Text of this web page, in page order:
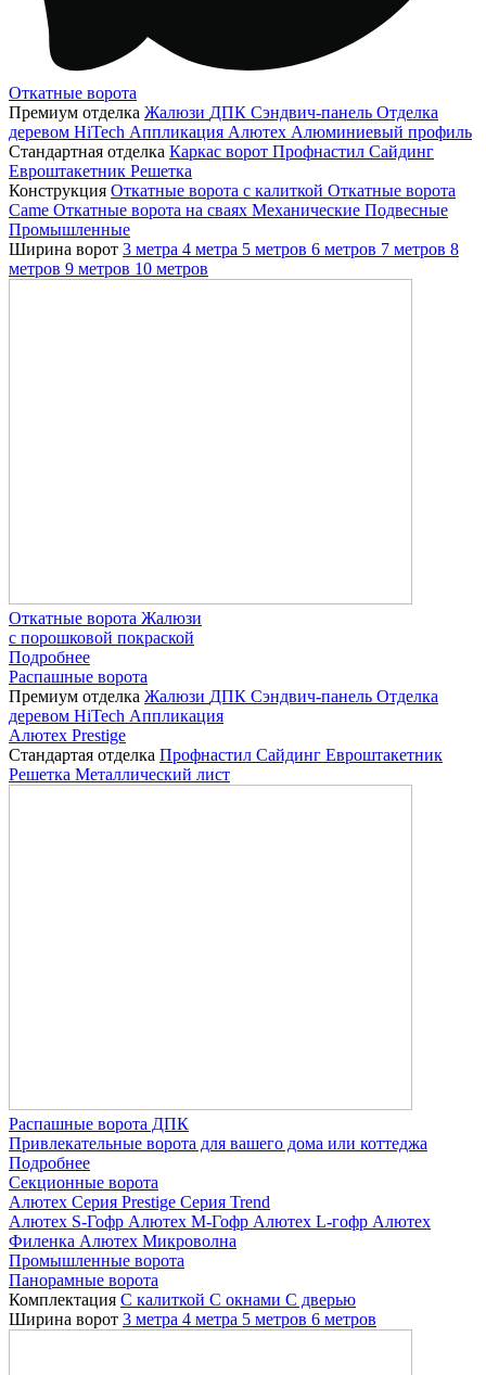
Откатные ворота
Премиум отделка Жалюзи ДПК Сэндвич-панель Отделка
деревом HiTech Аппликация Алютех Алюминиевый профиль
Стандартная отделка Каркас ворот Профнастил Сайдинг
Евроштакетник Решетка
Конструкция Откатные ворота с калиткой Откатные ворота
Came Откатные ворота на сваях Механические Подвесные
Промышленные
Ширина ворот 3 метра 4 метра 5 метров 6 метров 7 метров 8
метров 9 метров 10 метров
Откатные ворота Жалюзи
с порошковой покраской
Подробнее
Распашные ворота
Премиум отделка Жалюзи ДПК Сэндвич-панель Отделка
деревом HiTech Аппликация
Алютех Prestige
Стандартая отделка Профнастил Сайдинг Евроштакетник
Решетка Металлический лист
Распашные ворота ДПК
Привлекательные ворота для вашего дома или коттеджа
Подробнее
Секционные ворота
Алютех Серия Prestige Серия Trend
Алютех S-Гофр Алютех M-Гофр Алютех L-гофр Алютех
Филенка Алютех Микроволна
Промышленные ворота
Панорамные ворота
Комплектация С калиткой С окнами C дверью
Ширина ворот 3 метра 4 метра 5 метров 6 метров